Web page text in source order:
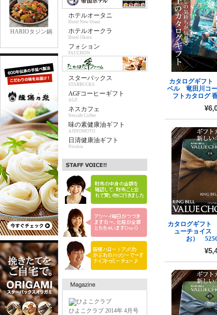
HARIOタジン鍋
ホテルオータニ
Hotel New Otani
ホテルオークラ
Hotel Okura
フォション
FAUCHON
スターバックス
STARBUCKS
AGFコーヒーギフト
AGF
ネスカフェ
Nescafe Coffee
味の素健康油ギフト
AJINOMOTO
日清健康油ギフト
Nisshin
ひよこクラブ 2014年 4月号
カタログギフ
ベル 竜田川コ
フトカタログ
カタログギフ
ューチョイス
お）